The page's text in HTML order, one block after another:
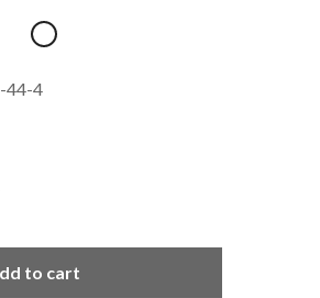
44-4
to cart